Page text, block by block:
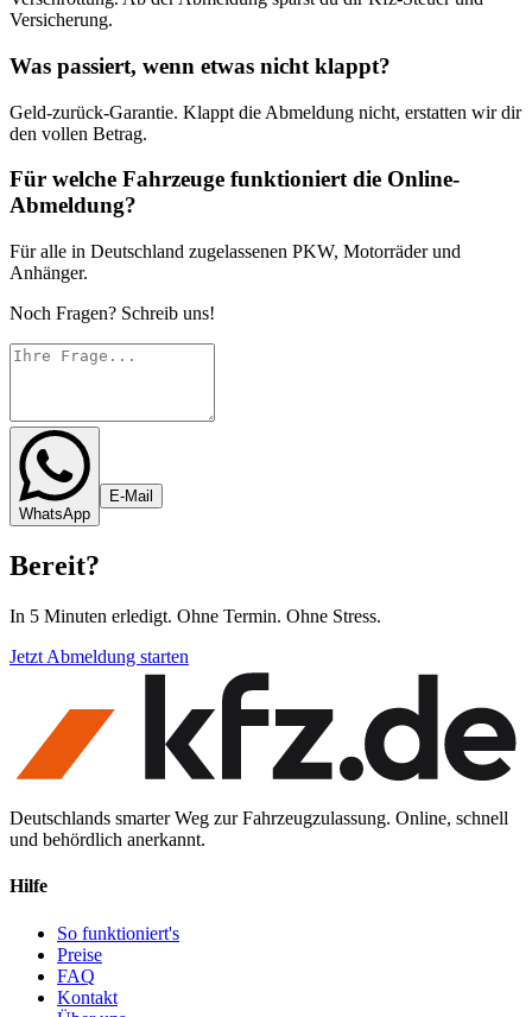
Versicherung.
Was passiert, wenn etwas nicht klappt?
Geld-zurück-Garantie. Klappt die Abmeldung nicht, erstatten wir dir
den vollen Betrag.
Für welche Fahrzeuge funktioniert die Online-
Abmeldung?
Für alle in Deutschland zugelassenen PKW, Motorräder und
Anhänger.
Noch Fragen? Schreib uns!
WhatsApp
E-Mail
Bereit?
In 5 Minuten erledigt. Ohne Termin. Ohne Stress.
Jetzt Abmeldung starten
Deutschlands smarter Weg zur Fahrzeugzulassung. Online, schnell
und behördlich anerkannt.
Hilfe
So funktioniert's
Preise
FAQ
Kontakt